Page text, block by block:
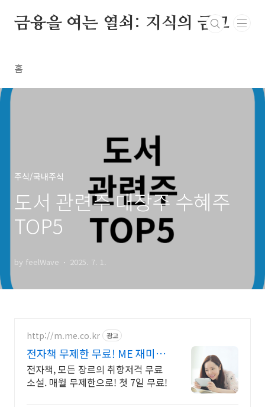
금융을 여는 열쇠: 지식의 금고
홈
주식/국내주식
도서 관련주 대장주 수혜주
TOP5
by feelWave 2025. 7. 1.
http://m.me.co.kr 광고
전자책 무제한 무료! ME 재미가
가득한곳!
전자책, 모든 장르의 취향저격 무료
소설. 매월 무제한으로! 첫 7일 무료!